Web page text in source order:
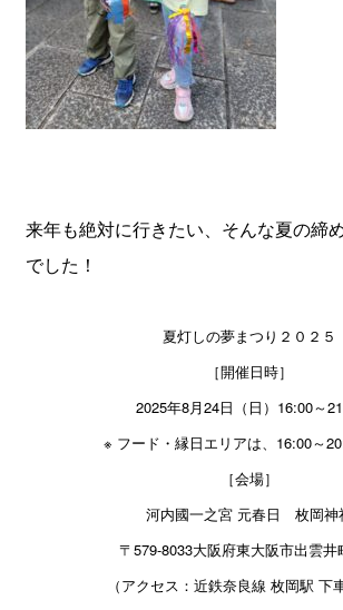
来年も絶対に行きたい、そんな夏の締
でした！
夏灯しの夢まつり２０２５
［開催日時］
2025年8月24日（日）16:00～
※ フード・縁日エリアは、16:00～
［会場］
河内國一之宮 元春日 枚岡神
〒579-8033大阪府東大阪市出雲井
（アクセス：近鉄奈良線 枚岡駅 下